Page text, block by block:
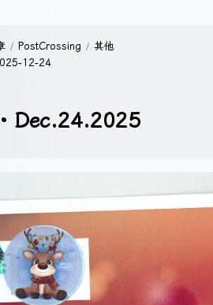
PostCrossing
其他
12-24
Dec.24.2025